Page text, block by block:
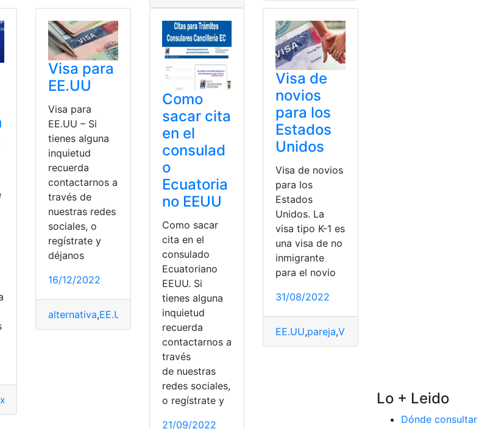
Visa para
EE.UU
Visa para
EE.UU – Si
tienes alguna
inquietud
recuerda
contactarnos a
través de
nuestras redes
sociales, o
regístrate y
déjanos
16/12/2022
alternativa,EE.UU Expertos,Solicitud Solicitud de visa
Como
sacar cita
en el
consulad
o
Ecuatoria
no EEUU
Como sacar
cita en el
consulado
Ecuatoriano
EEUU. Si
tienes alguna
inquietud
recuerda
contactarnos a
través
de nuestras
redes sociales,
o regístrate y
21/09/2022
Visa de
novios
para los
Estados
Unidos
Visa de novios
para los
Estados
Unidos. La
visa tipo K-1 es
una visa de no
inmigrante
para el novio
31/08/2022
EE.UU,pareja,Visa
Lo + Leido
Dónde consultar